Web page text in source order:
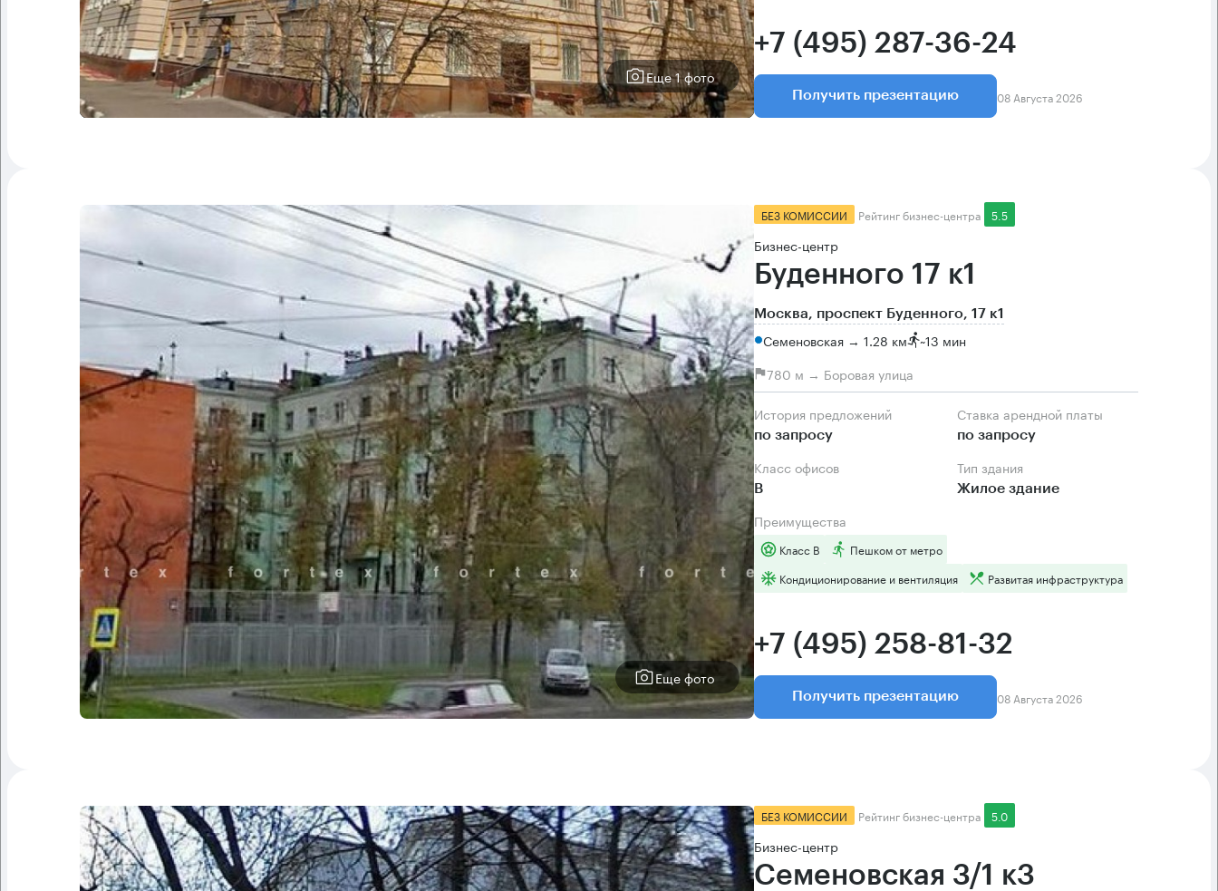
Еще 1 фото
+7 (495) 287-36-24
Получить презентацию 08 Августа 2026
Еще фото
БЕЗ КОМИССИИ Рейтинг бизнес-центра 5.5
Бизнес-центр
Буденного 17 к1
Москва, проспект Буденного, 17 к1
Семеновская → 1.28 км ~13 мин
780 м → Боровая улица
История предложений
по запросу
Ставка арендной платы
по запросу
Класс офисов
B
Тип здания
Жилое здание
Преимущества
Класс B
Пешком от метро
Кондиционирование и вентиляция
Развитая инфраструктура
+7 (495) 258-81-32
Получить презентацию 08 Августа 2026
БЕЗ КОМИССИИ Рейтинг бизнес-центра 5.0
Бизнес-центр
Семеновская 3/1 к3